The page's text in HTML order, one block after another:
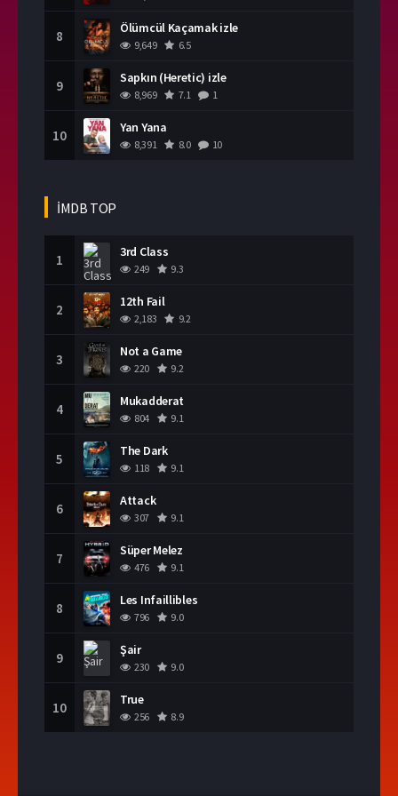
8 Ölümcül Kaçamak izle
9,649 6.5
9 Sapkın (Heretic) izle
8,969 7.1 1
10 Yan Yana
8,391 8.0 10
İMDB TOP
1 3rd Class
249 9.3
2 12th Fail
2,183 9.2
3 Not a Game
220 9.2
4 Mukadderat
804 9.1
5 The Dark
118 9.1
6 Attack
307 9.1
7 Süper Melez
476 9.1
8 Les Infaillibles
796 9.0
9 Şair
230 9.0
10 True
256 8.9